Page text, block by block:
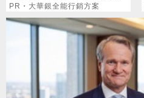
募
PR・大華銀全能行銷方案